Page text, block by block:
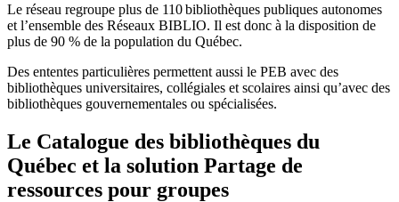
Le réseau regroupe plus de 110bibliothèques publiques autonomes
et l’ensemble des Réseaux BIBLIO. Il est donc à la disposition de
plus de 90 % de la population du Québec.
Des ententes particulières permettent aussi le PEB avec des
bibliothèques universitaires, collégiales et scolaires ainsi qu’avec des
bibliothèques gouvernementales ou spécialisées.
Le Catalogue des bibliothèques du
Québec et la solution Partage de
ressources pour groupes